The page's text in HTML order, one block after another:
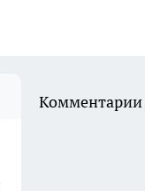
Комментарии